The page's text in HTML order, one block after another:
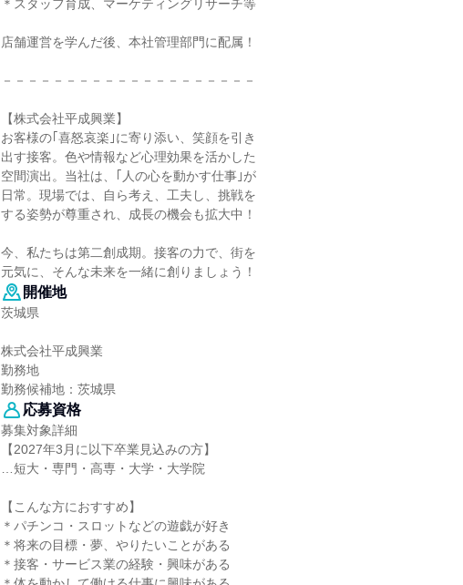
＊スタッフ育成、マーケティングリサーチ等
店舗運営を学んだ後、本社管理部門に配属！
－－－－－－－－－－－－－－－－－－－－
【株式会社平成興業】
お客様の｢喜怒哀楽｣に寄り添い、笑顔を引き
出す接客。色や情報など心理効果を活かした
空間演出。当社は、｢人の心を動かす仕事｣が
日常。現場では、自ら考え、工夫し、挑戦を
する姿勢が尊重され、成長の機会も拡大中！
今、私たちは第二創成期。接客の力で、街を
元気に、そんな未来を一緒に創りましょう！
開催地
茨城県
株式会社平成興業
勤務地
勤務候補地：茨城県
応募資格
募集対象詳細
【2027年3月に以下卒業見込みの方】
…短大・専門・高専・大学・大学院
【こんな方におすすめ】
＊パチンコ・スロットなどの遊戯が好き
＊将来の目標・夢、やりたいことがある
＊接客・サービス業の経験・興味がある